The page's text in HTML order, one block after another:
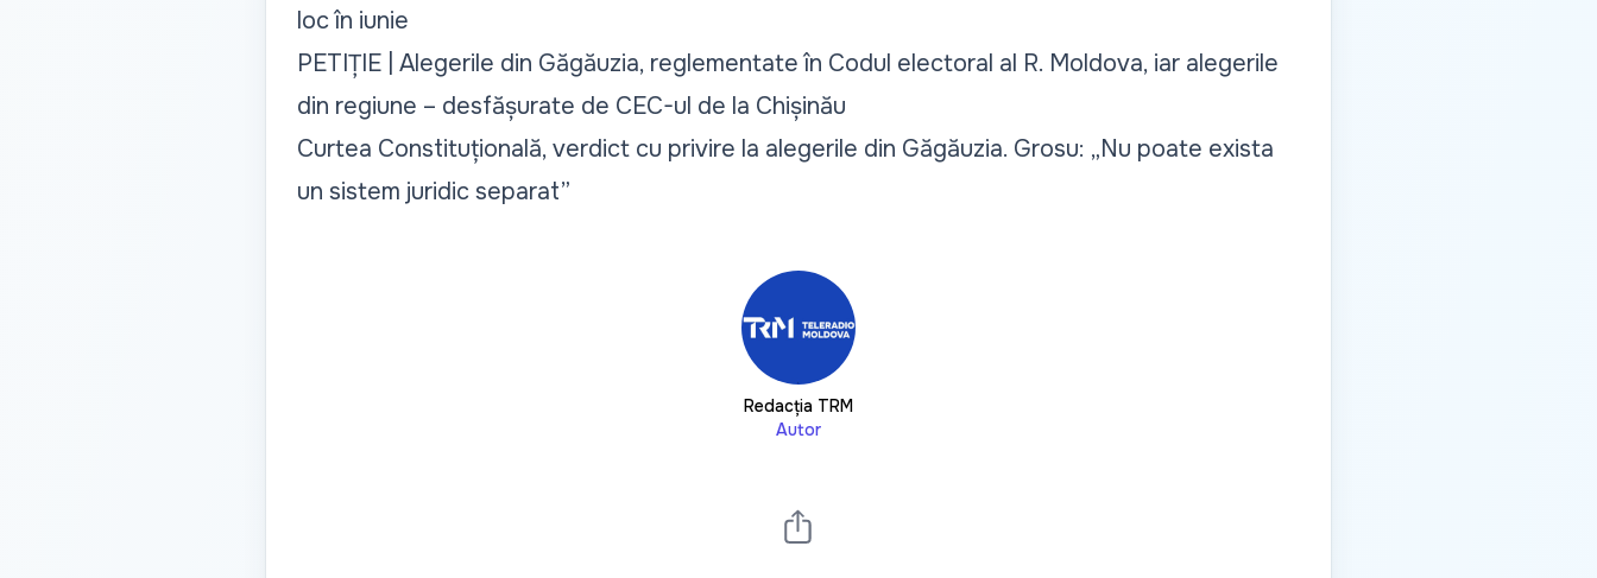
loc în iunie
PETIȚIE | Alegerile din Găgăuzia, reglementate în Codul electoral al R. Moldova, iar alegerile
din regiune – desfășurate de CEC-ul de la Chișinău
Curtea Constituțională, verdict cu privire la alegerile din Găgăuzia. Grosu: „Nu poate exista
un sistem juridic separat”
Redacția TRM
Autor